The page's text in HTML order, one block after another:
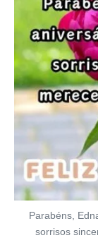
Parabéns,
sorrisos